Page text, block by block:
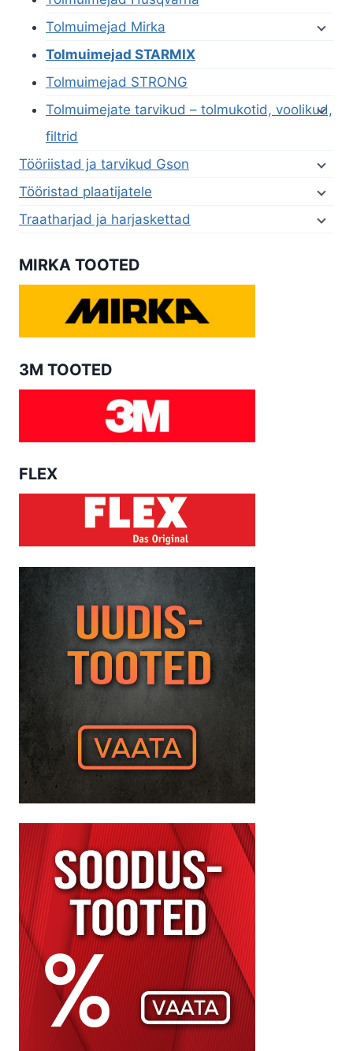
Tolmuimejad Mirka
Tolmuimejad STARMIX
Tolmuimejad STRONG
Tolmuimejate tarvikud – tolmukotid, voolikud,
filtrid
Tööriistad ja tarvikud Gson
Tööristad plaatijatele
Traatharjad ja harjaskettad
MIRKA TOOTED
3M TOOTED
FLEX